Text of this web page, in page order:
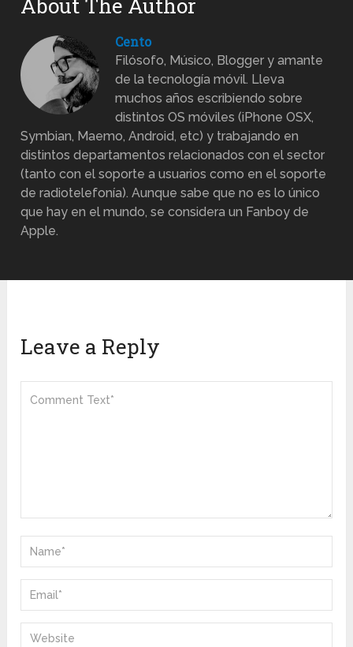
About The Author
Cento
Filósofo, Músico, Blogger y amante
de la tecnología móvil. Lleva
muchos años escribiendo sobre
distintos OS móviles (iPhone OSX,
Symbian, Maemo, Android, etc) y trabajando en
distintos departamentos relacionados con el sector
(tanto con el soporte a usuarios como en el soporte
de radiotelefonía). Aunque sabe que no es lo único
que hay en el mundo, se considera un Fanboy de
Apple.
Leave a Reply